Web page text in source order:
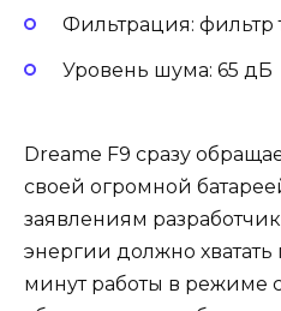
Фильтрация: фильтр
Уровень шума: 65 дБ
Dreame F9 сразу
своей огромной
заявлениям
энергии должно
минут работы в режиме